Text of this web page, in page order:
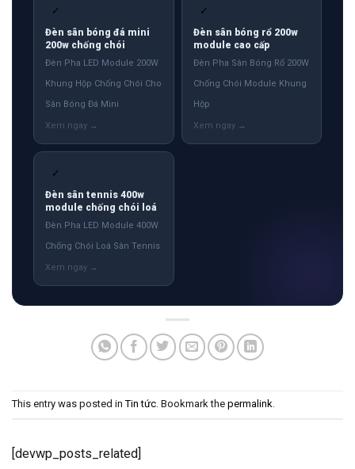
✓
Đèn sân bóng đá mini
200w chống chói
Đèn Pha LED Module 200W
Khung Hộp Chống Chói Cho
Sân Bóng Đá Mini
✓
Đèn sân bóng rổ 200w
module cao cấp
Đèn Pha Sân Bóng Rổ 200W
Chống Chói Module Khung
Hộp
✓
Đèn sân tennis 400w
module chống chói loá
Đèn Pha LED Module 400W
Chống Chói Loá Sân Tennis
This entry was posted inTin tức. Bookmark the permalink.
[devwp_posts_related]